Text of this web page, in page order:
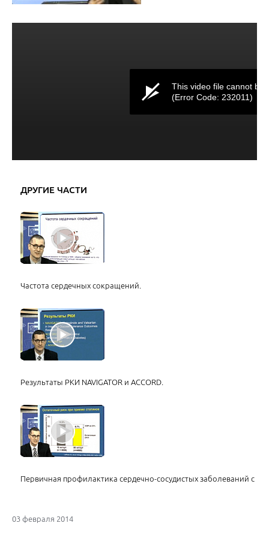
This video file cannot be
(Error Code: 232011)
ДРУГИЕ ЧАСТИ
Частота сердечных сокращений.
Результаты РКИ NAVIGATOR и ACCORD.
Первичная профилактика сердечно-сосудистых заболеваний с
03 февраля 2014